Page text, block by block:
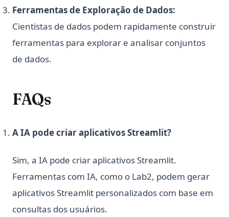
Ferramentas de Exploração de Dados:
Cientistas de dados podem rapidamente construir
ferramentas para explorar e analisar conjuntos
de dados.
FAQs
A IA pode criar aplicativos Streamlit?
Sim, a IA pode criar aplicativos Streamlit.
Ferramentas com IA, como o Lab2, podem gerar
aplicativos Streamlit personalizados com base em
consultas dos usuários.